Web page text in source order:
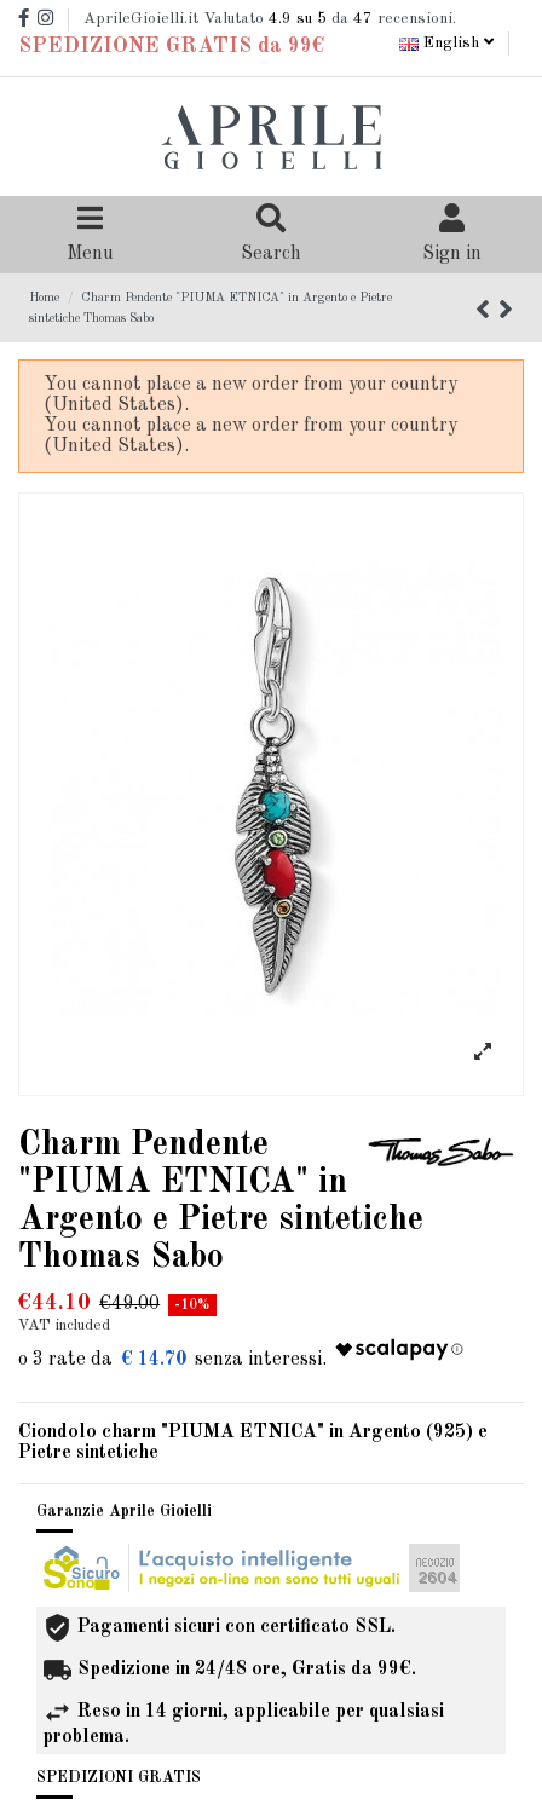
AprileGioielli.it Valutato 4.9 su 5 da 47 recensioni.
SPEDIZIONE GRATIS da 99€ English
Menu Search Sign in
Home
Charm Pendente "PIUMA ETNICA" in Argento e Pietre
sintetiche Thomas Sabo
You cannot place a new order from your country
(United States).
You cannot place a new order from your country
(United States).
Charm Pendente
"PIUMA ETNICA" in
Argento e Pietre sintetiche
Thomas Sabo
€44.10 €49.00 -10%
VAT included
€ 14.70
Ciondolo charm "PIUMA ETNICA" in Argento (925) e
Pietre sintetiche
Garanzie Aprile Gioielli
Pagamenti sicuri con certificato SSL.
Spedizione in 24/48 ore, Gratis da 99€.
Reso in 14 giorni, applicabile per qualsiasi
problema.
SPEDIZIONI GRATIS